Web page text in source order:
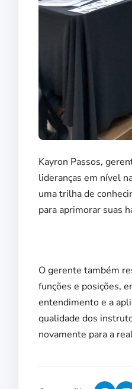
Kayron Passos,
lideranças em nível
uma trilha de
para aprimorar suas
O gerente também
funções e posições,
entendimento e a
qualidade dos
novamente para a